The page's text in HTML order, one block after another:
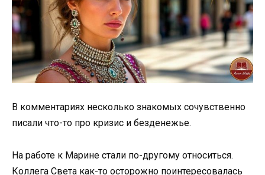
В комментариях несколько знакомых сочувственно
писали что-то про кризис и безденежье.
На работе к Марине стали по-другому относиться.
Коллега Света как-то осторожно поинтересовалась